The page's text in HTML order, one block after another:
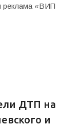
реклама «ВИП
ДТП на
и